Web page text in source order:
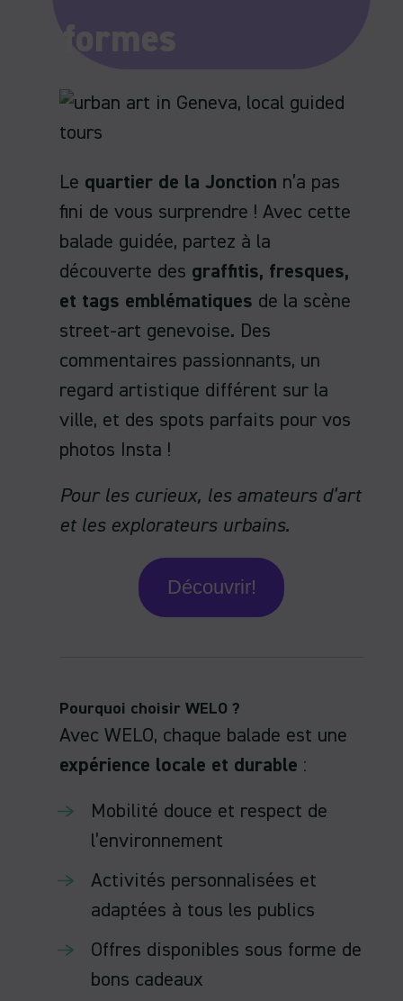
formes
Le quartier de la Jonction n’a pas
fini de vous surprendre ! Avec cette
balade guidée, partez à la
découverte des graffitis, fresques,
et tags emblématiques de la scène
street-art genevoise. Des
commentaires passionnants, un
regard artistique différent sur la
ville, et des spots parfaits pour vos
photos Insta !
Pour les curieux, les amateurs d’art
et les explorateurs urbains.
Découvrir!
Pourquoi choisir WELO ?
Avec WELO, chaque balade est une
expérience locale et durable :
Mobilité douce et respect de
l’environnement
Activités personnalisées et
adaptées à tous les publics
Offres disponibles sous forme de
bons cadeaux